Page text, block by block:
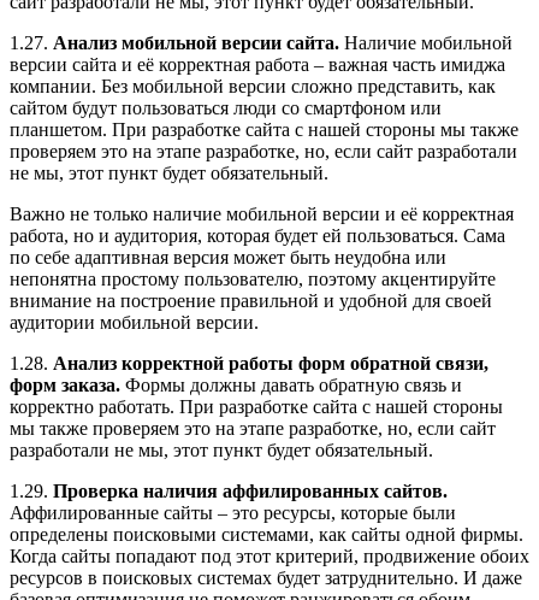
1.27. Анализ мобильной версии сайта. Наличие мобильной
версии сайта и её корректная работа – важная часть имиджа
компании. Без мобильной версии сложно представить, как
сайтом будут пользоваться люди со смартфоном или
планшетом. При разработке сайта с нашей стороны мы также
проверяем это на этапе разработке, но, если сайт разработали
не мы, этот пункт будет обязательный.
Важно не только наличие мобильной версии и её корректная
работа, но и аудитория, которая будет ей пользоваться. Сама
по себе адаптивная версия может быть неудобна или
непонятна простому пользователю, поэтому акцентируйте
внимание на построение правильной и удобной для своей
аудитории мобильной версии.
1.28. Анализ корректной работы форм обратной связи,
форм заказа. Формы должны давать обратную связь и
корректно работать. При разработке сайта с нашей стороны
мы также проверяем это на этапе разработке, но, если сайт
разработали не мы, этот пункт будет обязательный.
1.29. Проверка наличия аффилированных сайтов.
Аффилированные сайты – это ресурсы, которые были
определены поисковыми системами, как сайты одной фирмы.
Когда сайты попадают под этот критерий, продвижение обоих
ресурсов в поисковых системах будет затруднительно. И даже